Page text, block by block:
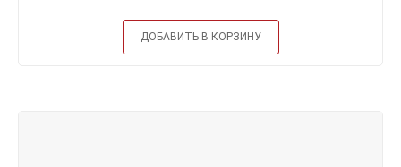
ДОБАВИТЬ В КОРЗИНУ